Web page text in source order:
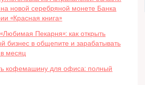
новой серебряной монете Банка
«Красная книга»
Пекарня»: как открыть
бизнес в общепите и зарабатывать
месяц
кофемашину для офиса: полный